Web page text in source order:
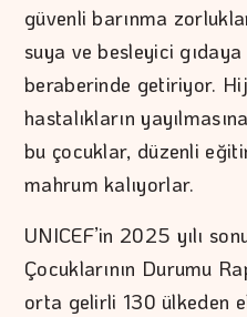
güvenli barınma
suya ve besleyici
beraberinde getiriyor.
hastalıkların
bu çocuklar, düzenli
mahrum kalıyorlar.
UNICEF’in 2025 yılı
Çocuklarının Durumu
orta gelirli 130 ülkeden